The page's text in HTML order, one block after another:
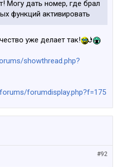
Могу дать номер, где брал
функций активировать
уже делает так!
showthread.php?
forumdisplay.php?f=175
#92